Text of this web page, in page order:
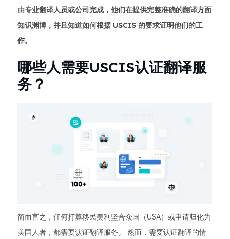
由专业翻译人员或公司完成，他们在提供完整准确的翻译方面
知识渊博，并且知道如何根据 USCIS 的要求证明他们的工
作。
哪些人需要USCIS认证翻译服
务？
简而言之，任何打算移民美利坚合众国（USA）或申请归化为
美国人者，都需要认证翻译服务。 然而，需要认证翻译的情